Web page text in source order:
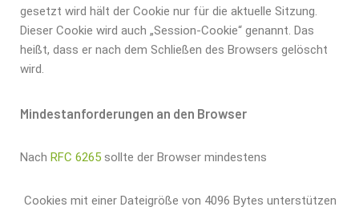
gesetzt wird hält der Cookie nur für die aktuelle Sitzung.
Dieser Cookie wird auch „Session-Cookie“ genannt. Das
heißt, dass er nach dem Schließen des Browsers gelöscht
wird.
Mindestanforderungen an den Browser
Nach RFC 6265 sollte der Browser mindestens
Cookies mit einer Dateigröße von 4096 Bytes unterstützen